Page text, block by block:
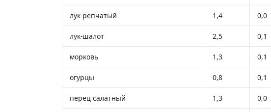
лук репчатый 1,4 0,0
лук-шалот 2,5 0,1
морковь 1,3 0,1
огурцы 0,8 0,1
перец салатный 1,3 0,0